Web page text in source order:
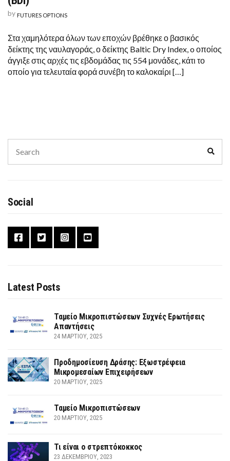
by FUTURES OPTIONS
Στα χαμηλότερα όλων των εποχών βρέθηκε ο βασικός
δείκτης της ναυλαγοράς, ο δείκτης Baltic Dry Index, o οποίος
άγγιξε στις αρχές τις εβδομάδας τις 554 μονάδες, κάτι το
οποίο για τελευταία φορά συνέβη το καλοκαίρι […]
for:
Social
Latest Posts
Ταμείο Μικροπιστώσεων Συχνές Ερωτήσεις
Απαντήσεις
24 ΜΑΡΤΊΟΥ, 2025
Προδημοσίευση Δράσης: Εξωστρέφεια
Μικρομεσαίων Επιχειρήσεων
20 ΜΑΡΤΊΟΥ, 2025
Ταμείο Μικροπιστώσεων
20 ΜΑΡΤΊΟΥ, 2025
Τι είναι ο στρεπτόκοκκος
23 ΔΕΚΕΜΒΡΊΟΥ, 2023